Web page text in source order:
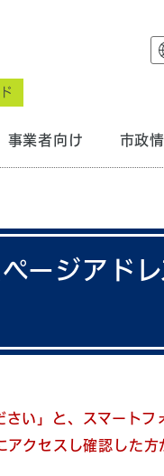
事業者向け 市政
ージアド
い」と、スマートフ
クセスし確認した方